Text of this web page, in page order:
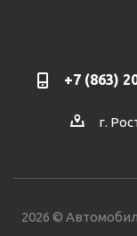
+7 (863)
г.
2026 ©